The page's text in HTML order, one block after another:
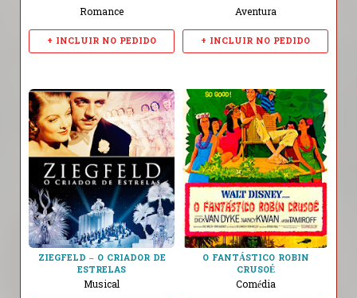
Romance
+ INCLUIR NO PEDIDO
Aventura
+ INCLUIR NO PEDIDO
ZIEGFELD – O CRIADOR DE
ESTRELAS
Musical
O FANTÁSTICO ROBIN
CRUSOÉ
Comédia